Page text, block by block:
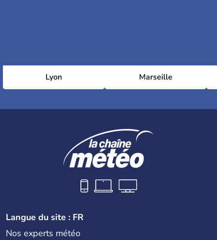
Lyon Marseille
Langue du site : FR
Nos experts météo